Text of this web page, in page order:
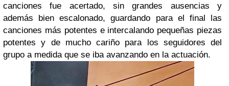
canciones fue acertado, sin grandes ausencias y
además bien escalonado, guardando para el final las
canciones más potentes e intercalando pequeñas piezas
potentes y de mucho cariño para los seguidores del
grupo a medida que se iba avanzando en la actuación.